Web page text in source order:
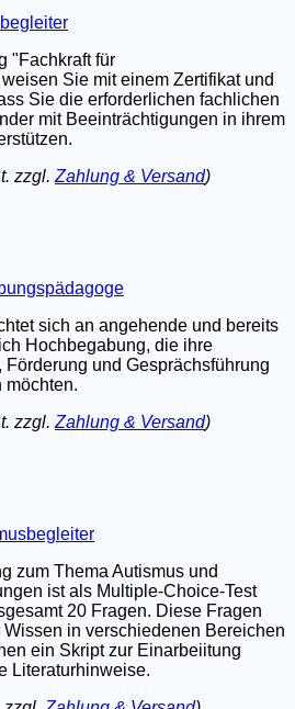
"Fachkraft für
Sie mit einem Zertifikat und
Sie die erforderlichen fachlichen
mit Beeinträchtigungen in ihrem
zzgl. Zahlung & Versand)
sich an angehende und bereits
Hochbegabung, die ihre
und Gesprächsführung
möchten.
zzgl. Zahlung & Versand)
zum Thema Autismus und
ist als Multiple-Choice-Test
20 Fragen. Diese Fragen
in verschiedenen Bereichen
ein Skript zur Einarbeiitung
Literaturhinweise.